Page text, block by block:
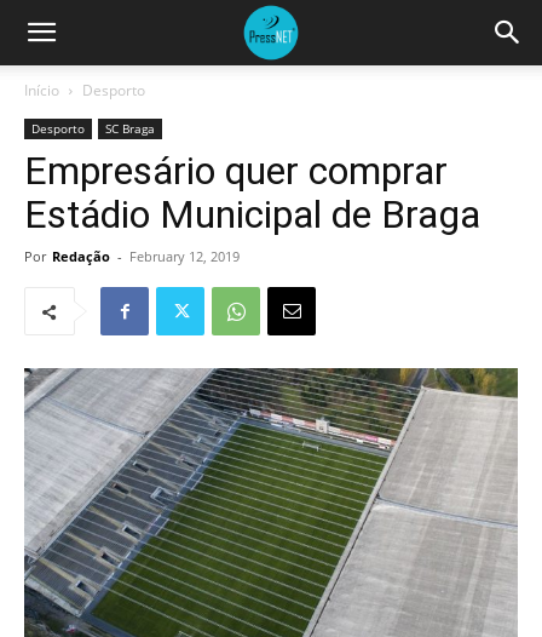
Início Desporto
Desporto SC Braga
Empresário quer comprar
Estádio Municipal de Braga
Por Redação - February 12, 2019